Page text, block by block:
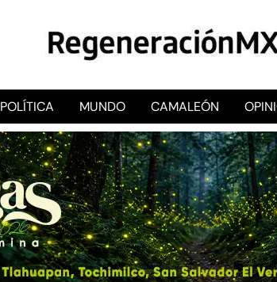
RegeneraciónMX
Sitio de noticias libre e independiente
POLÍTICA MUNDO CAMALEÓN